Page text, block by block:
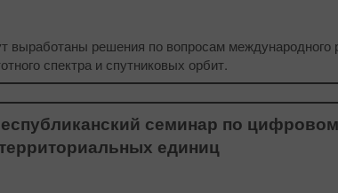
выработаны решения по вопросам международного
спектра и спутниковых орбит.
семинар по
единиц